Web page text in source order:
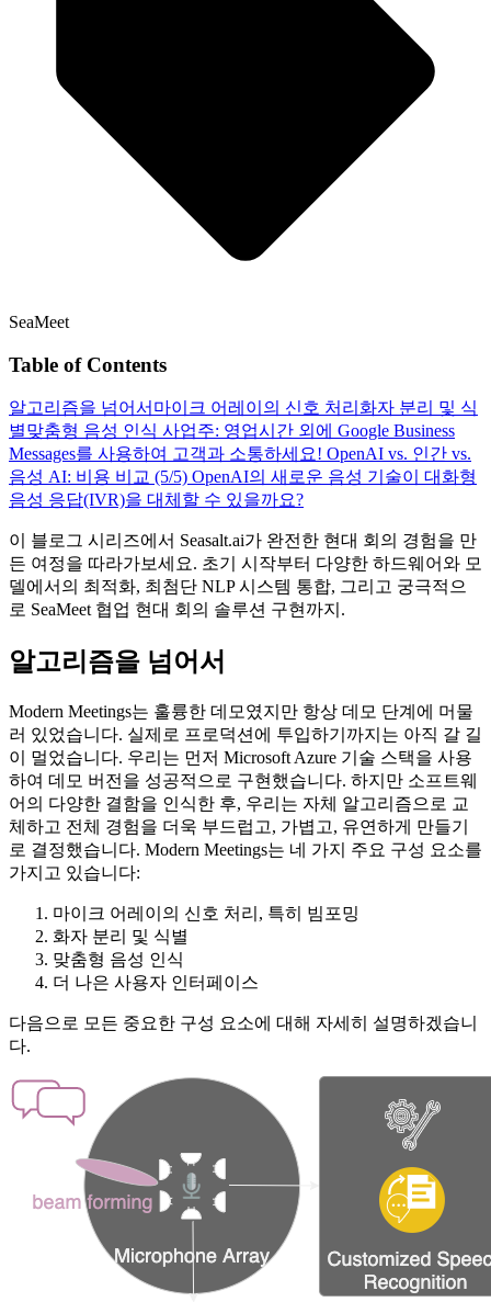
SeaMeet
Table of Contents
알고리즘을 넘어서 마이크 어레이의 신호 처리 화자 분리 및 식
별맞춤형 음성 인식 사업주: 영업시간 외에 Google Business
Messages를 사용하여 고객과 소통하세요! OpenAI vs. 인간 vs.
음성 AI: 비용 비교 (5/5) OpenAI의 새로운 음성 기술이 대화형
음성 응답(IVR)을 대체할 수 있을까요?
이 블로그 시리즈에서 Seasalt.ai가 완전한 현대 회의 경험을 만
든 여정을 따라가보세요. 초기 시작부터 다양한 하드웨어와 모
델에서의 최적화, 최첨단 NLP 시스템 통합, 그리고 궁극적으
로 SeaMeet 협업 현대 회의 솔루션 구현까지.
알고리즘을 넘어서
Modern Meetings는 훌륭한 데모였지만 항상 데모 단계에 머물
러 있었습니다. 실제로 프로덕션에 투입하기까지는 아직 갈 길
이 멀었습니다. 우리는 먼저 Microsoft Azure 기술 스택을 사용
하여 데모 버전을 성공적으로 구현했습니다. 하지만 소프트웨
어의 다양한 결함을 인식한 후, 우리는 자체 알고리즘으로 교
체하고 전체 경험을 더욱 부드럽고, 가볍고, 유연하게 만들기
로 결정했습니다. Modern Meetings는 네 가지 주요 구성 요소를
가지고 있습니다:
마이크 어레이의 신호 처리, 특히 빔포밍
화자 분리 및 식별
맞춤형 음성 인식
더 나은 사용자 인터페이스
다음으로 모든 중요한 구성 요소에 대해 자세히 설명하겠습니
다.